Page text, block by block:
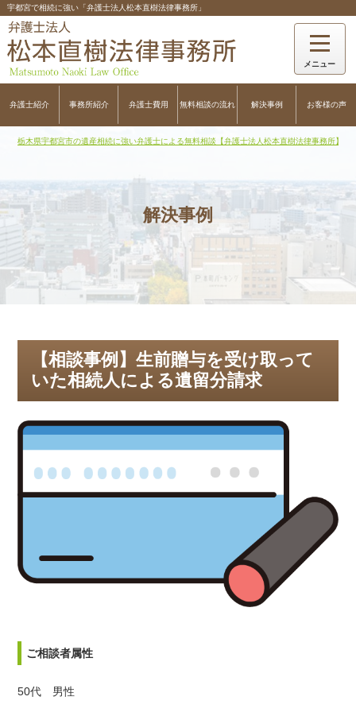
宇都宮で相続に強い「弁護士法人松本直樹法律事務所」
弁護士紹介 事務所紹介 弁護士費用 無料相談の流れ 解決事例 お客様の声
栃木県宇都宮市の遺産相続に強い弁護士による無料相談【弁護士法人松本直樹法律事務所】
解決事例
【相談事例】生前贈与を受け取って
いた相続人による遺留分請求
ご相談者属性
50代 男性